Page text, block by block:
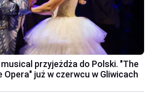
przyjeżdża do Polski. "The
już w czerwcu w Gliwicach